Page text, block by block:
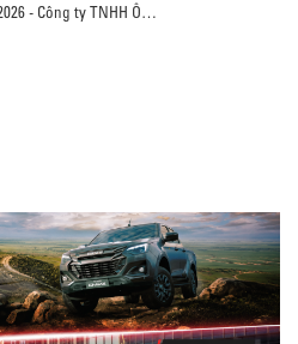
- Công ty TNHH Ô…